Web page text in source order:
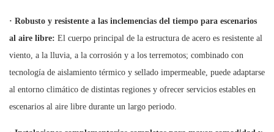
· Robusto y resistente a las inclemencias del tiempo para escenarios
al aire libre: El cuerpo principal de la estructura de acero es resistente al
viento, a la lluvia, a la corrosión y a los terremotos; combinado con
tecnología de aislamiento térmico y sellado impermeable, puede adaptarse
al entorno climático de distintas regiones y ofrecer servicios estables en
escenarios al aire libre durante un largo periodo.